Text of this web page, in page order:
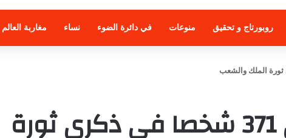
روبورتاج و تحقيق منوعات في دائرة الضوء نساء مغاربة العالم
عفو ملكي في على 371 شخصا في ذكرى ثورة